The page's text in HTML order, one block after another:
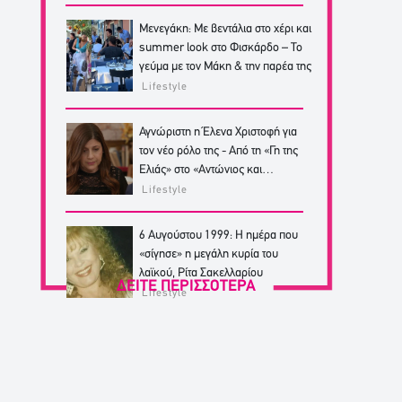
Μενεγάκη: Με βεντάλια στο χέρι και
summer look στο Φισκάρδο – Το
γεύμα με τον Μάκη & την παρέα της
Lifestyle
Αγνώριστη η Έλενα Χριστοφή για
τον νέο ρόλο της - Από τη «Γη της
Ελιάς» στο «Αντώνιος και
Κλεοπάτρα»
Lifestyle
6 Αυγούστου 1999: Η ημέρα που
«σίγησε» η μεγάλη κυρία του
λαϊκού, Ρίτα Σακελλαρίου
Lifestyle
ΔΕΙΤΕ ΠΕΡΙΣΣΟΤΕΡΑ